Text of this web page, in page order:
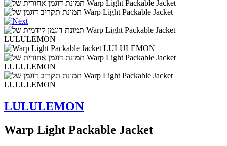
LULULEMON
Warp Light Packable Jacket